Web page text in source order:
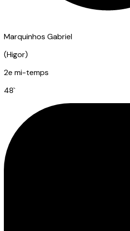
Marquinhos Gabriel
(Higor)
2e mi-temps
48`